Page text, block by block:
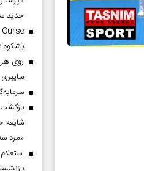
جدید
روی هر
شایعه
«مرد